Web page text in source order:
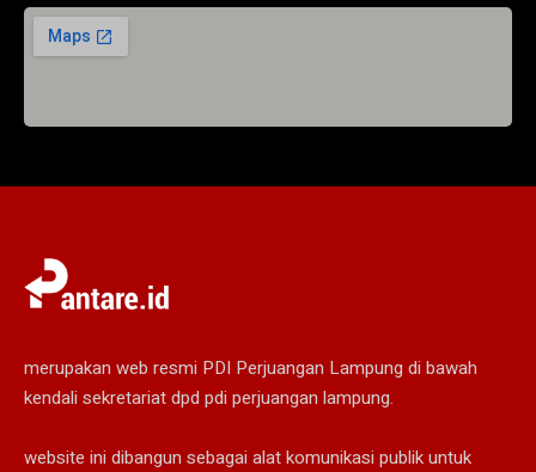
merupakan web resmi PDI Perjuangan Lampung di bawah
kendali sekretariat dpd pdi perjuangan lampung.
website ini dibangun sebagai alat komunikasi publik untuk